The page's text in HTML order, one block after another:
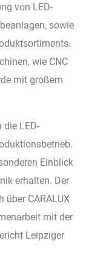
von LED-
sowie
wie CNC
mit großem
die LED-
Einblick
erhalten. Der
CARALUX
mit der
Leipziger